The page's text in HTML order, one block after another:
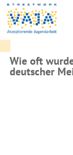
Wie oft
deutscher